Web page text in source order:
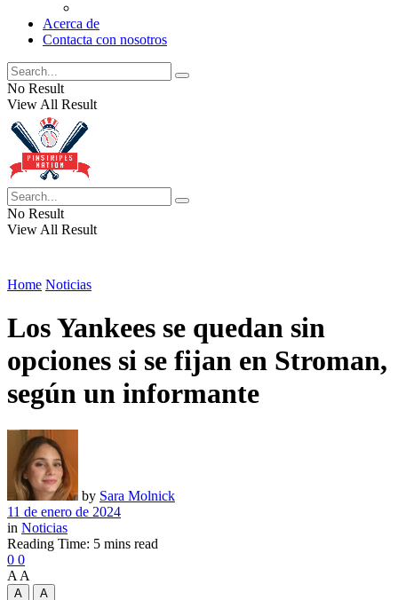
Acerca de
Contacta con nosotros
No Result
View All Result
No Result
View All Result
Home Noticias
Los Yankees se quedan sin
opciones si se fijan en Stroman,
según un informante
by Sara Molnick
11 de enero de 2024
in Noticias
Reading Time: 5 mins read
0 0
A A
A
A